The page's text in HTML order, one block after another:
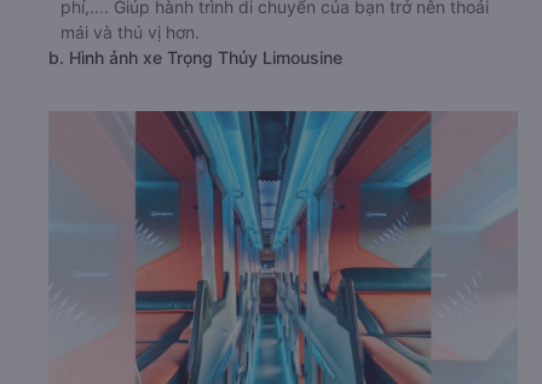
phí,.... Giúp hành trình di chuyển của bạn trở nên thoải
mái và thú vị hơn.
b. Hình ảnh xe Trọng Thủy Limousine